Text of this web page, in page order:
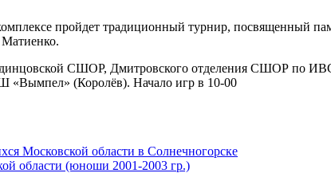
пройдет традиционный турнир, посвященный
СШОР, Дмитровского отделения СШОР
(Королёв). Начало игр в 10-00
Московской области в Солнечногорске
области (юноши 2001-2003 гр.)